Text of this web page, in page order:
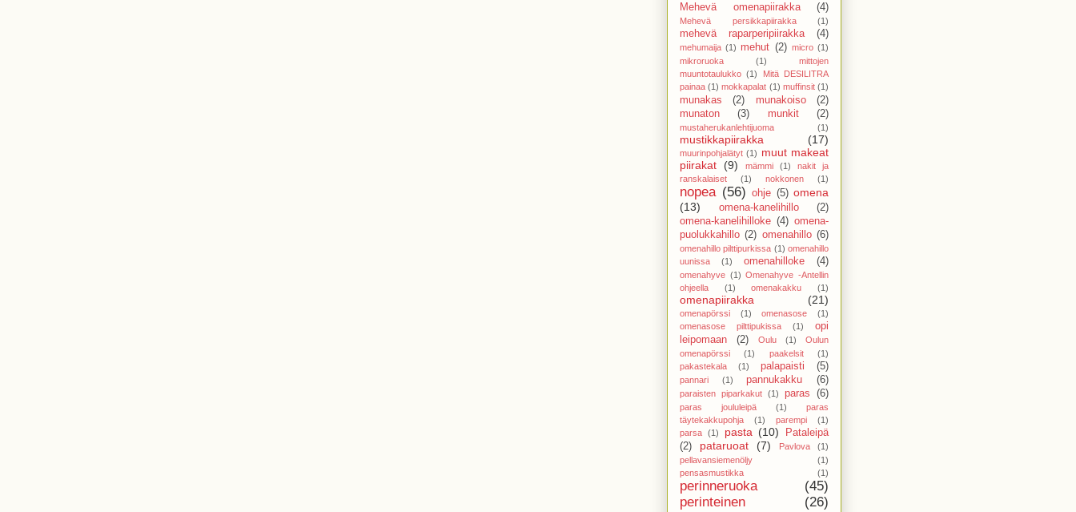
Mehevä omenapiirakka (4)
Mehevä persikkapiirakka (1)
mehevä raparperipiirakka (4)
mehumaija (1) mehut (2) micro (1)
mikroruoka
(1)
mittojen
muuntotaulukko (1)
Mitä DESILITRA
painaa (1) mokkapalat (1) muffinsit (1)
munakas (2) munakoiso
(2)
munaton
(3) munkit (2)
mustaherukanlehtijuoma (1)
mustikkapiirakka (17)
muurinpohjalätyt (1) muut makeat
piirakat
(9) mämmi (1)
nakit ja
ranskalaiset
(1) nokkonen (1)
nopea (56) ohje (5) omena
(13)
omena-kanelihillo
(2)
omena-kanelihilloke (4) omena-
puolukkahillo (2) omenahillo (6)
omenahillo pilttipurkissa (1) omenahillo
uunissa
(1) omenahilloke (4)
omenahyve (1) Omenahyve -Antellin
ohjeella
(1) omenakakku (1)
omenapiirakka (21)
omenapörssi (1) omenasose
(1)
omenasose pilttipukissa
(1)
opi
leipomaan
(2) Oulu (1)
Oulun
omenapörssi
(1) paakelsit
(1)
pakastekala
(1) palapaisti (5)
pannari (1) pannukakku (6)
paraisten piparkakut (1) paras (6)
paras joululeipä (1)
paras
täytekakkupohja
(1) parempi
(1)
parsa (1) pasta (10)
Pataleipä
(2)
pataruoat (7) Pavlova
(1)
pellavansiemenöljy
(1)
pensasmustikka
(1)
perinneruoka
(45)
perinteinen
(26)